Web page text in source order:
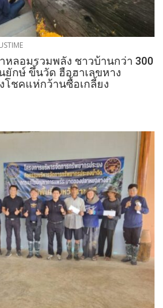
หลอมรวมพลัง ชาวบ้านกว่า 300
กษ์ ขึ้นวัด ฮือฮาเลขหาง
โชคแห่กว้านซื้อเกลี้ยง